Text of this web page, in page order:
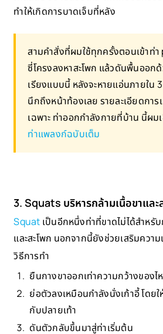
ทำให้เกิดการบาดเจ็บที่หลัง
สามคำสั่งที่ผมใช้ทุกครั้งตอนเข้าท่
ซี่โครงลงหาสะโพก แล้วดันพื้นออก
เรียงแบบนี้ หลังจะหายแอ่นภายใน
นึกถึงหน้าท้องเลย รายละเอียดการ
เฉพาะ ท่าออกกำลังกายที่บ้าน นี้ผม
ท่าแพลงก์ฉบับเต็ม
3. Squats บริหารกล้ามเนื้อขาและ
Squat เป็นอีกหนึ่งท่าที่ขาดไม่ได้สำหรั
และสะโพก นอกจากนี้ยังช่วยเสริมควา
วิธีการทำ
ยืนกางขาออกเท่าความกว้างของไ
ย่อตัวลงเหมือนกำลังนั่งเก้าอี้ โดยใ
กับปลายเท้า
ดันตัวกลับขึ้นมาสู่ท่าเริ่มต้น